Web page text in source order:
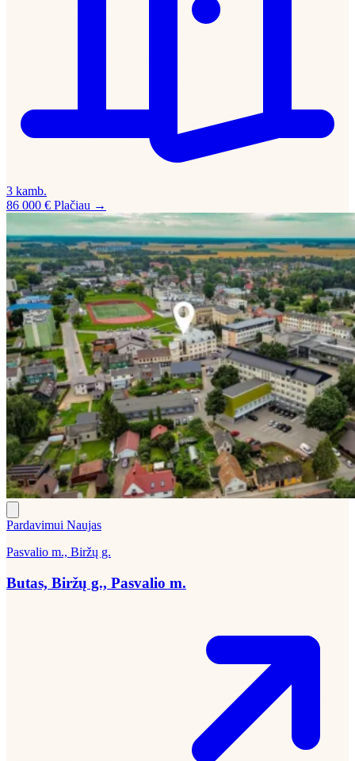
3 kamb.
86 000 € Plačiau →
Pardavimui Naujas
Pasvalio m., Biržų g.
Butas, Biržų g., Pasvalio m.